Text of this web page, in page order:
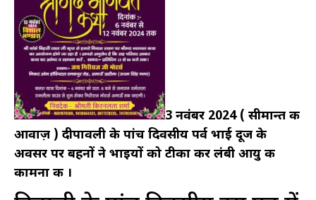
3 नवंबर 2024 ( सीमान्त की
आवाज़ ) दीपावली के पांच दिवसीय पर्व भाई दूज के
अवसर पर बहनों ने भाइयों को टीका कर लंबी आयु की
कामना की ।